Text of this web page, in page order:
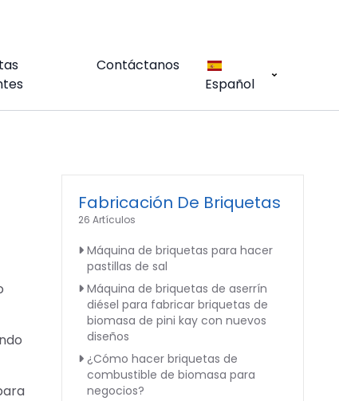
Contáctanos
Español
Fabricación De Briquetas
26 Artículos
Máquina de briquetas para hacer
pastillas de sal
Máquina de briquetas de aserrín
diésel para fabricar briquetas de
biomasa de pini kay con nuevos
diseños
¿Cómo hacer briquetas de
combustible de biomasa para
negocios?